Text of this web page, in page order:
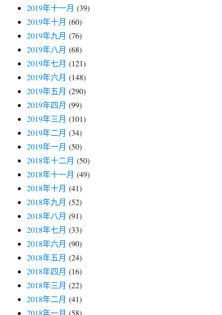
2019年十一月 (39)
2019年十月 (60)
2019年九月 (76)
2019年八月 (68)
2019年七月 (121)
2019年六月 (148)
2019年五月 (290)
2019年四月 (99)
2019年三月 (101)
2019年二月 (34)
2019年一月 (50)
2018年十二月 (50)
2018年十一月 (49)
2018年十月 (41)
2018年九月 (52)
2018年八月 (91)
2018年七月 (33)
2018年六月 (90)
2018年五月 (24)
2018年四月 (16)
2018年三月 (22)
2018年二月 (41)
2018年一月 (58)